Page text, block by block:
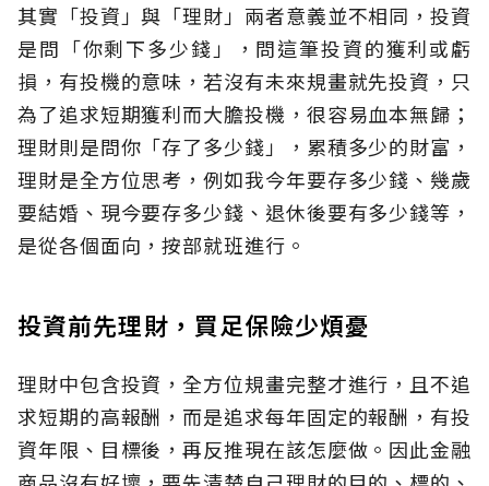
其實「投資」與「理財」兩者意義並不相同，投資
是問「你剩下多少錢」，問這筆投資的獲利或虧
損，有投機的意味，若沒有未來規畫就先投資，只
為了追求短期獲利而大膽投機，很容易血本無歸；
理財則是問你「存了多少錢」，累積多少的財富，
理財是全方位思考，例如我今年要存多少錢、幾歲
要結婚、現今要存多少錢、退休後要有多少錢等，
是從各個面向，按部就班進行。
投資前先理財，買足保險少煩憂
理財中包含投資，全方位規畫完整才進行，且不追
求短期的高報酬，而是追求每年固定的報酬，有投
資年限、目標後，再反推現在該怎麼做。因此金融